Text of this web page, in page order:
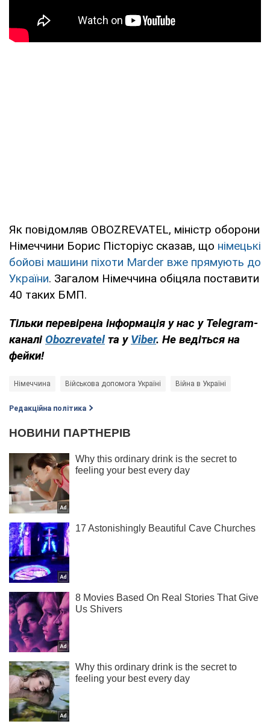
Як повідомляв OBOZREVATEL, міністр оборони
Німеччини Борис Пісторіус сказав, що німецькі
бойові машини піхоти Marder вже прямують до
України. Загалом Німеччина обіцяла поставити
40 таких БМП.
Тільки перевірена інформація у нас у Telegram-
каналі Obozrevatel та у Viber. Не ведіться на
фейки!
Німеччина Військова допомога Україні Війна в Україні
Редакційна політика